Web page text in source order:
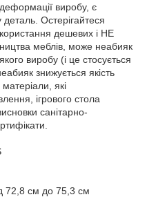
виробу, є
Остерігайтеся
дешевих і НЕ
меблів, може неабияк
виробу (і це стосується
знижується якість
матеріали, які
ігрового стола
санітарно-
72,8 см до 75,3 см